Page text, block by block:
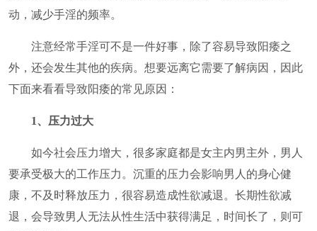
动，减少手淫的频率。
注意经常手淫可不是一件好事，除了容易导致阳痿之
外，还会发生其他的疾病。想要远离它需要了解病因，因此
下面来看看导致阳痿的常见原因：
1、压力过大
如今社会压力增大，很多家庭都是女主内男主外，男人
要承受极大的工作压力。沉重的压力会影响男人的身心健
康，不及时释放压力，很容易造成性欲减退。长期性欲减
退，会导致男人无法从性生活中获得满足，时间长了，则可